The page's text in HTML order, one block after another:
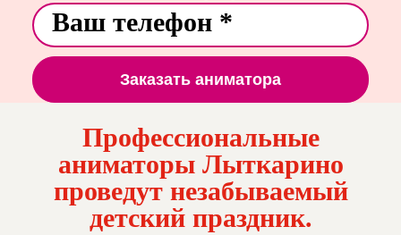
Заказать аниматора
Профессиональные
аниматоры Лыткарино
проведут незабываемый
детский праздник.